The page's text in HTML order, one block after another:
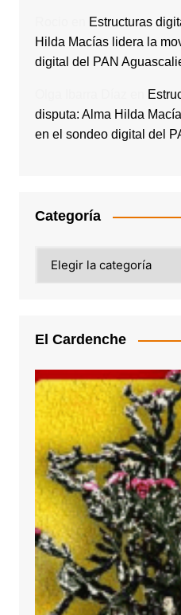
Estructuras
Hilda Macías lidera la
digital del PAN
disputa: Alma Hilda
en el sondeo digital del
Categoría
El Cardenche